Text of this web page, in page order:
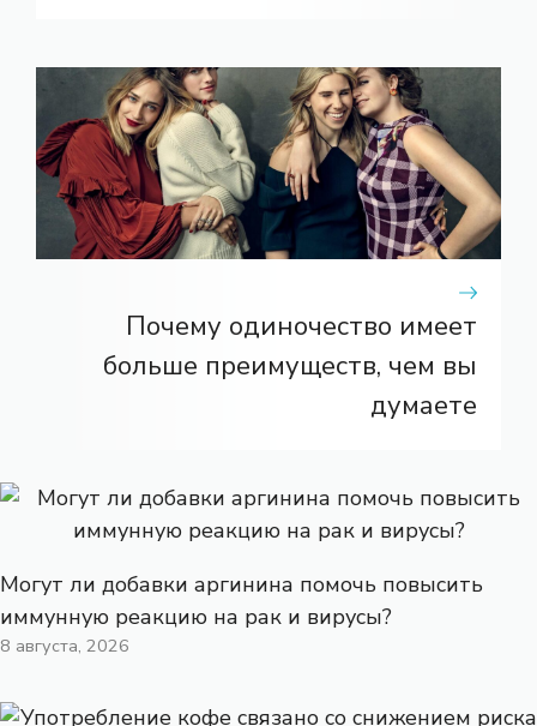
Почему одиночество имеет
больше преимуществ, чем вы
думаете
Могут ли добавки аргинина помочь повысить
иммунную реакцию на рак и вирусы?
8 августа, 2026